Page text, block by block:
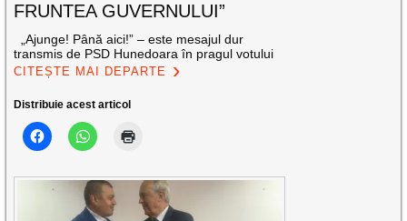
FRUNTEA GUVERNULUI”
„Ajunge! Până aici!” – este mesajul dur
transmis de PSD Hunedoara în pragul votului
CITEȘTE MAI DEPARTE
Distribuie acest articol